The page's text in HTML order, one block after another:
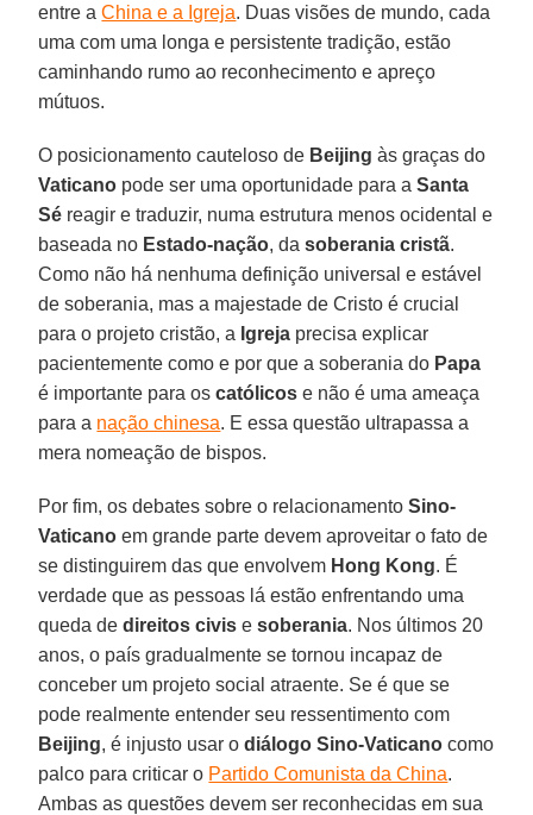
entre aChina e a Igreja. Duas visões de mundo, cada
uma com uma longa e persistente tradição, estão
caminhando rumo ao reconhecimento e apreço
mútuos.
O posicionamento cauteloso de Beijing às graças do
Vaticano pode ser uma oportunidade para aSanta
Sé reagir e traduzir, numa estrutura menos ocidental e
baseada no Estado-nação, dasoberania cristã.
Como não há nenhuma definição universal e estável
de soberania, mas a majestade de Cristo é crucial
para o projeto cristão, a Igreja precisa explicar
pacientemente como e por que a soberania do Papa
é importante para os católicos e não é uma ameaça
para a nação chinesa. E essa questão ultrapassa a
mera nomeação de bispos.
Por fim, os debates sobre o relacionamentoSino-
Vaticano em grande parte devem aproveitar o fato de
se distinguirem das que envolvem Hong Kong. É
verdade que as pessoas lá estão enfrentando uma
queda dedireitos civis esoberania. Nos últimos 20
anos, o país gradualmente se tornou incapaz de
conceber um projeto social atraente. Se é que se
pode realmente entender seu ressentimento com
Beijing, é injusto usar o diálogo Sino-Vaticano como
palco para criticar o Partido Comunista da China.
Ambas as questões devem ser reconhecidas em sua